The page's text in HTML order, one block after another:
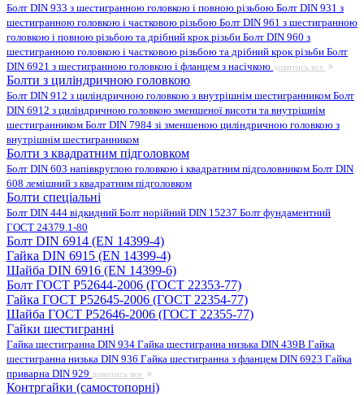
Болт DIN 933 з шестигранною головкою і повною різьбою Болт DIN 931 з
шестигранною головкою і частковою різьбою Болт DIN 961 з шестигранною
головкою і повною різьбою та дрібний крок різьби Болт DIN 960 з
шестигранною головкою і частковою різьбою та дрібний крок різьби Болт
DIN 6921 з шестигранною головкою і фланцем з насічкою дивитись все
Болти з циліндричною головкою
Болт DIN 912 з циліндричною головкою з внутрішнім шестигранником Болт
DIN 6912 з циліндричною головкою зменшеної висоти та внутрішнім
шестигранником Болт DIN 7984 зі зменшеною циліндричною головкою з
внутрішнім шестигранником
Болти з квадратним підголовком
Болт DIN 603 напівкруглою головкою і квадратним підголовником Болт DIN
608 лемішний з квадратним підголовком
Болти спеціальні
Болт DIN 444 відкидний Болт норійний DIN 15237 Болт фундаментний
ГОСТ 24379.1-80
Болт DIN 6914 (EN 14399-4)
Гайка DIN 6915 (EN 14399-4)
Шайба DIN 6916 (EN 14399-6)
Болт ГОСТ Р52644-2006 (ГОСТ 22353-77)
Гайка ГОСТ Р52645-2006 (ГОСТ 22354-77)
Шайба ГОСТ Р52646-2006 (ГОСТ 22355-77)
Гайки шестигранні
Гайка шестигранна DIN 934 Гайка шестигранна низька DIN 439B Гайка
шестигранна низька DIN 936 Гайка шестигранна з фланцем DIN 6923 Гайка
приварна DIN 929 дивитись все
Контргайки (самостопорні)